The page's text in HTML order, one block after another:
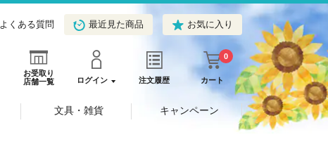
よくある質問 最近見た商品 お気に入り
お受取り
店舗一覧
ログイン 注文履歴 カート
0
文具・雑貨 キャンペーン